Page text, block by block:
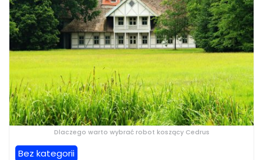
Dlaczego warto wybrać robot koszący Cedrus
Bez kategorii